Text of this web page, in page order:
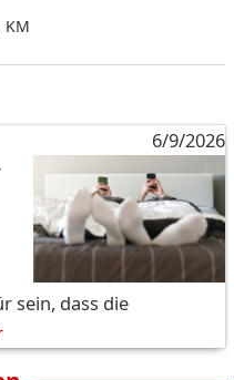
KM
6/9/2026
sein, dass die